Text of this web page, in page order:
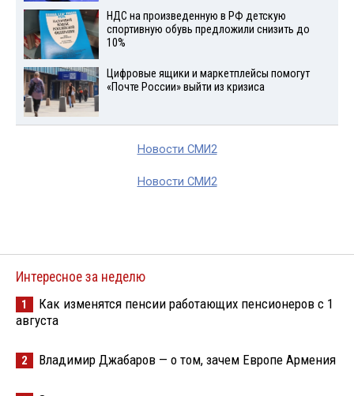
НДС на произведенную в РФ детскую
спортивную обувь предложили снизить до
10%
Цифровые ящики и маркетплейсы помогут
«Почте России» выйти из кризиса
Новости СМИ2
Новости СМИ2
Интересное за неделю
1
Как изменятся пенсии работающих пенсионеров с 1
августа
2 Владимир Джабаров — о том, зачем Европе Армения